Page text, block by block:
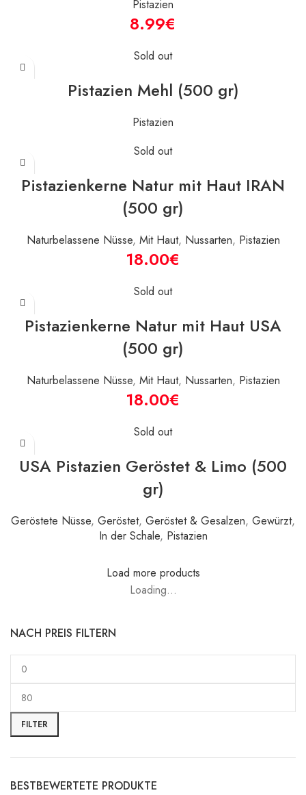
NACH PREIS FILTERN
FILTER
BESTBEWERTETE PRODUKTE
Pistazien
€
Sold out
Pistazien Mehl (500 gr)
Pistazien
Sold out
Pistazienkerne Natur mit Haut IRAN
(500 gr)
Naturbelassene Nüsse, Mit Haut, Nussarten, Pistazien
€
Sold out
Pistazienkerne Natur mit Haut USA
(500 gr)
Naturbelassene Nüsse, Mit Haut, Nussarten, Pistazien
€
Sold out
USA Pistazien Geröstet & Limo (500
gr)
Geröstete Nüsse, Geröstet, Geröstet & Gesalzen, Gewürzt,
In der Schale, Pistazien
Load more products
Loading...